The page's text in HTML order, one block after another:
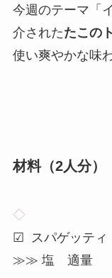
今週のテーマ「
介されたたこの
使い爽やかな味
材料（2人分）
◇
☑ スパゲッテ
≫≫ 塩 適量